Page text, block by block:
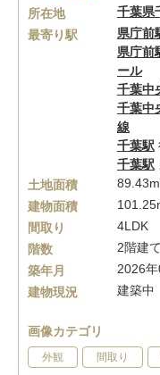
所在地 千葉県
最寄り駅
県庁前
県庁前
ール
千葉中
千葉中
線
千葉駅
千葉駅
土地面積
建物面積
間取り
4LDK
階数
2階建て
築年月
2026年
建物現況
建築中
画像カテゴリ
外観 間取り